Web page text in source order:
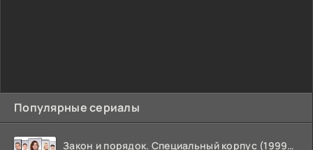
Популярные сериалы
Закон и порядок. Специальный корпус (1999-2026)